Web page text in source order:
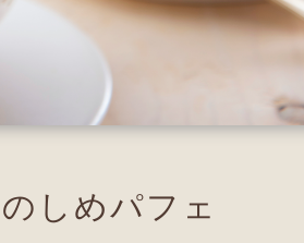
しめパフェ